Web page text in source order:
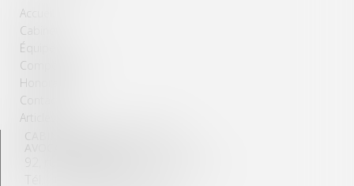
Accueil
Cabinet
Équipe
Compétences
Honoraires
Contact
Articles
CABINET SAGET – FORESTIER
AVOCATS ASSOCIÉS